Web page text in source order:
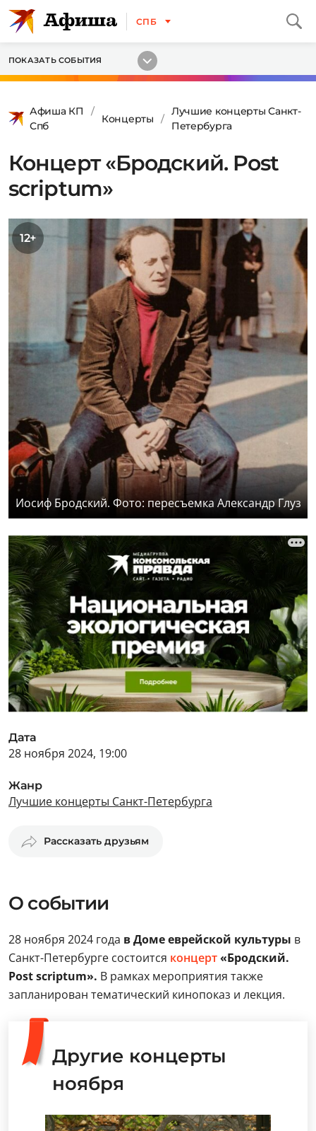
СПБ
ПОКАЗАТЬ СОБЫТИЯ
Афиша КП
Спб
Концерты
Лучшие концерты Санкт-
Петербурга
Концерт «Бродский. Post
scriptum»
12+
Иосиф Бродский. Фото: пересъемка Александр Глуз
Дата
28 ноября 2024, 19:00
Жанр
Лучшие концерты Санкт-Петербурга
Рассказать друзьям
О событии
28 ноября 2024 года в Доме еврейской культуры в
Санкт-Петербурге состоится концерт«Бродский.
Post scriptum». В рамках мероприятия также
запланирован тематический кинопоказ и лекция.
Другие концерты
ноября